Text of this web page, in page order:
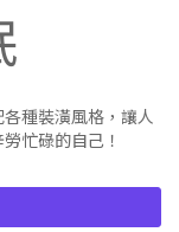
種裝潢風格，讓人
忙碌的自己！